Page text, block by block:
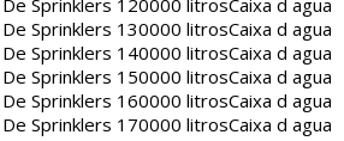
Sprinklers 120000 litrosCaixa d agua
Sprinklers 130000 litrosCaixa d agua
Sprinklers 140000 litrosCaixa d agua
Sprinklers 150000 litrosCaixa d agua
Sprinklers 160000 litrosCaixa d agua
Sprinklers 170000 litrosCaixa d agua